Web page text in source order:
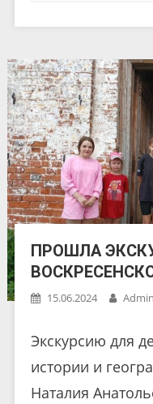
ПРОШЛА
15.06.2024 Admin
Экскурсию для
истории и
Наталия